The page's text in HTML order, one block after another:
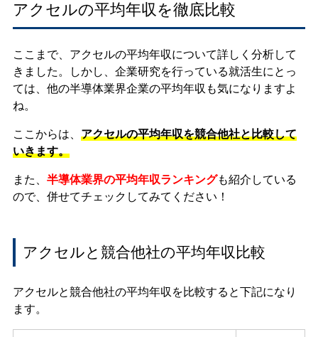
アクセルの平均年収を徹底比較
ここまで、アクセルの平均年収について詳しく分析して
きました。しかし、企業研究を行っている就活生にとっ
ては、他の半導体業界企業の平均年収も気になりますよ
ね。
ここからは、 アクセルの平均年収を競合他社と比較して
いきます。
また、 半導体業界の平均年収ランキングも紹介している
ので、併せてチェックしてみてください！
アクセルと競合他社の平均年収比較
アクセルと競合他社の平均年収を比較すると下記になり
ます。